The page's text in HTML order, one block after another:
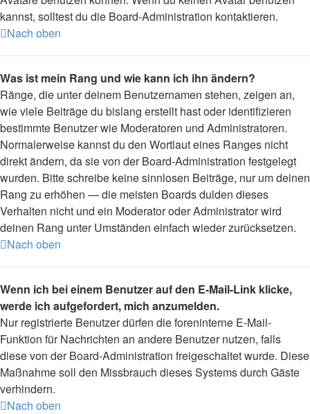
kannst, solltest du die Board-Administration kontaktieren.
Nach oben
Was ist mein Rang und wie kann ich ihn ändern?
Ränge, die unter deinem Benutzernamen stehen, zeigen an,
wie viele Beiträge du bislang erstellt hast oder identifizieren
bestimmte Benutzer wie Moderatoren und Administratoren.
Normalerweise kannst du den Wortlaut eines Ranges nicht
direkt ändern, da sie von der Board-Administration festgelegt
wurden. Bitte schreibe keine sinnlosen Beiträge, nur um deinen
Rang zu erhöhen — die meisten Boards dulden dieses
Verhalten nicht und ein Moderator oder Administrator wird
deinen Rang unter Umständen einfach wieder zurücksetzen.
Nach oben
Wenn ich bei einem Benutzer auf den E-Mail-Link klicke,
werde ich aufgefordert, mich anzumelden.
Nur registrierte Benutzer dürfen die foreninterne E-Mail-
Funktion für Nachrichten an andere Benutzer nutzen, falls
diese von der Board-Administration freigeschaltet wurde. Diese
Maßnahme soll den Missbrauch dieses Systems durch Gäste
verhindern.
Nach oben